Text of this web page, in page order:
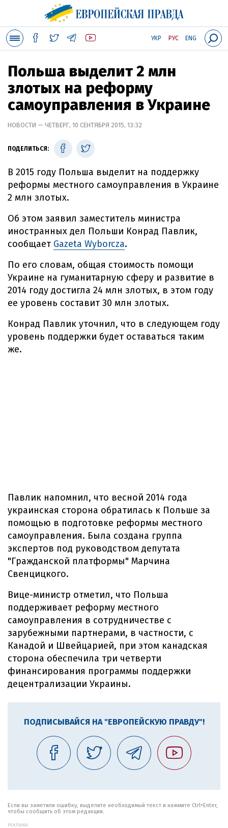
УКР РУС ENG
Польша выделит 2 млн
злотых на реформу
самоуправления в Украине
НОВОСТИ — ЧЕТВЕРГ, 10 СЕНТЯБРЯ 2015, 13:32
ПОДЕЛИТЬСЯ:
В 2015 году Польша выделит на поддержку
реформы местного самоуправления в Украине
2 млн злотых.
Об этом заявил заместитель министра
иностранных дел Польши Конрад Павлик,
сообщает Gazeta Wyborcza.
По его словам, общая стоимость помощи
Украине на гуманитарную сферу и развитие в
2014 году достигла 24 млн злотых, в этом году
ее уровень составит 30 млн злотых.
Конрад Павлик уточнил, что в следующем году
уровень поддержки будет оставаться таким
же.
Павлик напомнил, что весной 2014 года
украинская сторона обратилась к Польше за
помощью в подготовке реформы местного
самоуправления. Была создана группа
экспертов под руководством депутата
"Гражданской платформы" Марчина
Свенцицкого.
Вице-министр отметил, что Польша
поддерживает реформу местного
самоуправления в сотрудничестве с
зарубежными партнерами, в частности, с
Канадой и Швейцарией, при этом канадская
сторона обеспечила три четверти
финансирования программы поддержки
децентрализации Украины.
ПОДПИСЫВАЙСЯ НА "ЕВРОПЕЙСКУЮ ПРАВДУ"!
Если вы заметили ошибку, выделите необходимый текст и нажмите Ctrl+Enter,
чтобы сообщить об этом редакции.
РЕКЛАМА: